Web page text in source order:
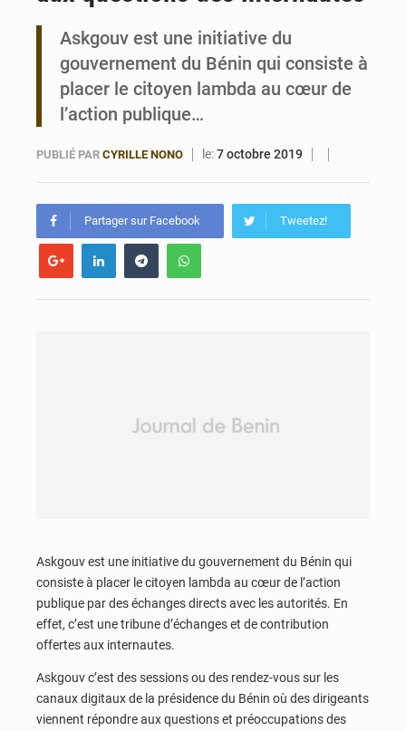
Askgouv est une initiative du
gouvernement du Bénin qui consiste à
placer le citoyen lambda au cœur de
l’action publique…
PUBLIÉ PAR CYRILLE NONO le:7 octobre 2019
Partager sur Facebook Tweetez!
Askgouv est une initiative du gouvernement du Bénin qui
consiste à placer le citoyen lambda au cœur de l’action
publique par des échanges directs avec les autorités. En
effet, c’est une tribune d’échanges et de contribution
offertes aux internautes.
Askgouv c’est des sessions ou des rendez-vous sur les
canaux digitaux de la présidence du Bénin où des dirigeants
viennent répondre aux questions et préoccupations des